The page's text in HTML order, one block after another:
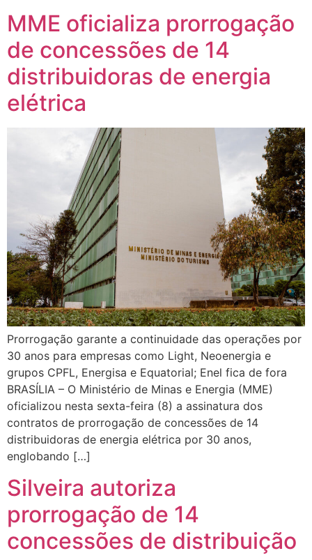
MME oficializa prorrogação
de concessões de 14
distribuidoras de energia
elétrica
Prorrogação garante a continuidade das operações por
30 anos para empresas como Light, Neoenergia e
grupos CPFL, Energisa e Equatorial; Enel fica de fora
BRASÍLIA – O Ministério de Minas e Energia (MME)
oficializou nesta sexta-feira (8) a assinatura dos
contratos de prorrogação de concessões de 14
distribuidoras de energia elétrica por 30 anos,
englobando […]
Silveira autoriza
prorrogação de 14
concessões de distribuição